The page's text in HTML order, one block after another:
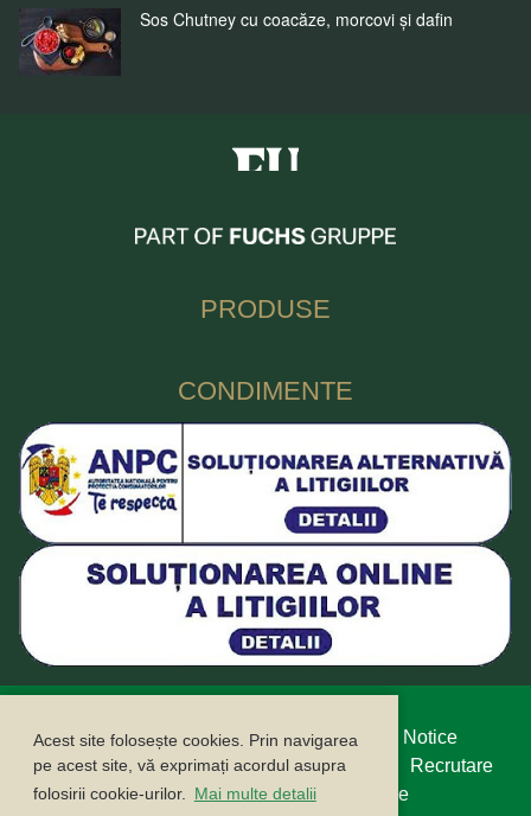
Acest site folosește cookies. Prin navigarea
pe acest site, vă exprimați acordul asupra
folosirii cookie-urilor. Mai multe detalii
Sos Chutney cu coacăze, morcovi și dafin
PRODUSE
CONDIMENTE
Protecția datelor cu caracter personal
Legal Notice
Politica cookie
Buletin informativ Contact
Recrutare
Campanii
ANPC ANSPDCP
Compliance